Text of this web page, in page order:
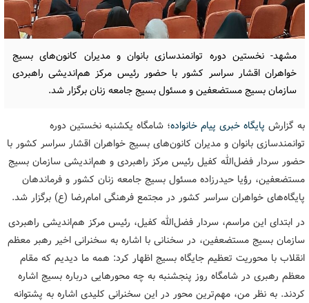
مشهد- نخستین دوره توانمندسازی بانوان و مدیران کانون‌های بسیج
خواهران اقشار سراسر کشور با حضور رئیس مرکز هم‌اندیشی راهبردی
سازمان بسیج مستضعفین و مسئول بسیج جامعه زنان برگزار شد.
به گزارش پایگاه خبری پیام خانواده؛ شامگاه یکشنبه نخستین دوره
توانمندسازی بانوان و مدیران کانون‌های بسیج خواهران اقشار سراسر کشور با
حضور سردار فضل‌الله کفیل رئیس مرکز راهبردی و هم‌اندیشی سازمان بسیج
مستضعفین، رؤیا حیدرزاده مسئول بسیج جامعه زنان کشور و فرماندهان
پایگاه‌های خواهران سراسر کشور در مجتمع فرهنگی امام‌رضا (ع) برگزار شد.
در ابتدای این مراسم، سردار فضل‌الله کفیل، رئیس مرکز هم‌اندیشی راهبردی
سازمان بسیج مستضعفین، در سخنانی با اشاره به سخنرانی اخیر رهبر معظم
انقلاب با محوریت تعظیم جایگاه بسیج اظهار کرد: همه ما دیدیم که مقام
معظم رهبری در شامگاه روز پنجشنبه به چه محورهایی درباره بسیج اشاره
کردند. به نظر من، مهم‌ترین محور در این سخنرانی کلیدی اشاره به پشتوانه